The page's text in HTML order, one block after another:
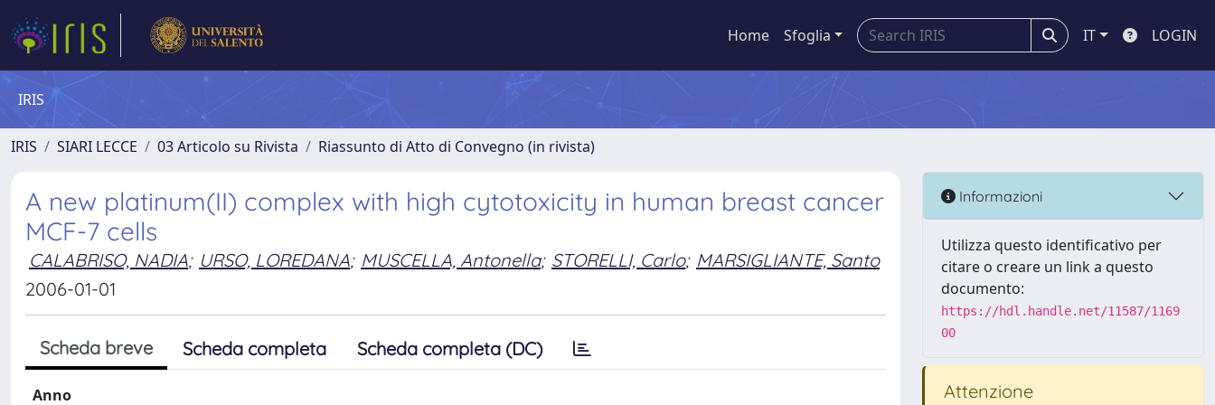
Home Sfoglia IT LOGIN
IRIS
IRIS SIARI LECCE 03 Articolo su Rivista Riassunto di Atto di Convegno (in rivista)
A new platinum(II) complex with high cytotoxicity in human breast cancer
MCF-7 cells
CALABRISO, NADIA; URSO, LOREDANA; MUSCELLA, Antonella; STORELLI, Carlo; MARSIGLIANTE, Santo
2006-01-01
Scheda breve Scheda completa Scheda completa (DC)
Anno
Informazioni
Utilizza questo identificativo per
citare o creare un link a questo
documento:
https://hdl.handle.net/11587/1169
00
Attenzione